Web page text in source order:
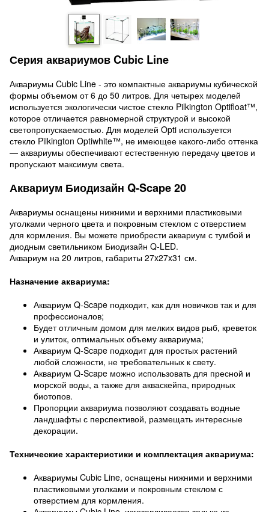
Серия аквариумов Cubic Line
Аквариумы Cubic Line - это компактные аквариумы кубической
формы объемом от 6 до 50 литров. Для четырех моделей
используется экологически чистое стекло Pilkington Optifloat™,
которое отличается равномерной структурой и высокой
светопропускаемостью. Для моделей Opti используется
стекло Pilkington Optiwhite™, не имеющее какого-либо оттенка
— аквариумы обеспечивают естественную передачу цветов и
пропускают максимум света.
Аквариум Биодизайн Q-Scape 20
Аквариумы оснащены нижними и верхними пластиковыми
уголками черного цвета и покровным стеклом с отверстием
для кормления. Вы можете приобрести аквариум с тумбой и
диодным светильником Биодизайн Q-LED.
Аквариум на 20 литров, габариты 27x27x31 см.
Назначение аквариума:
Аквариум Q-Scape подходит, как для новичков так и для
профессионалов;
Будет отличным домом для мелких видов рыб, креветок
и улиток, оптимальных объему аквариума;
Аквариум Q-Scape подходит для простых растений
любой сложности, не требовательных к свету.
Аквариум Q-Scape можно использовать для пресной и
морской воды, а также для акваскейпа, природных
биотопов.
Пропорции аквариума позволяют создавать водные
ландшафты с перспективой, размещать интересные
декорации.
Технические характеристики и комплектация аквариума:
Аквариумы Cubic Line, оснащены нижними и верхними
пластиковыми уголками и покровным стеклом с
отверстием для кормления.